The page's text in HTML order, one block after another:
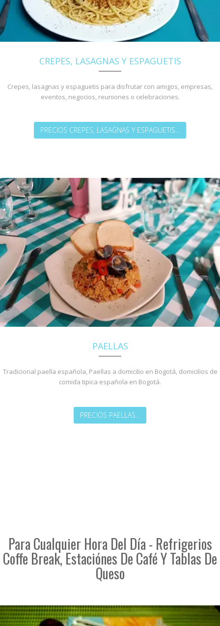
CREPES, LASAGNAS Y ESPAGUETIS
Crepes, lasagnas y espaguetis para disfrutar con amigos, empresas,
eventos, negocios, reuniones o celebraciones.
PRECIOS CREPES, LASAGNAS Y ESPAGUETIS...
PAELLAS
Tradicional paella española, Paellas a domicilio en Bogotá, domicilios de
comida tipica española en Bogotá.
PRECIOS PAELLAS...
Para Cualquier Hora Del Día - Refrigerios
Coffe Break, Estaciónes De Café Y Tablas De
Queso